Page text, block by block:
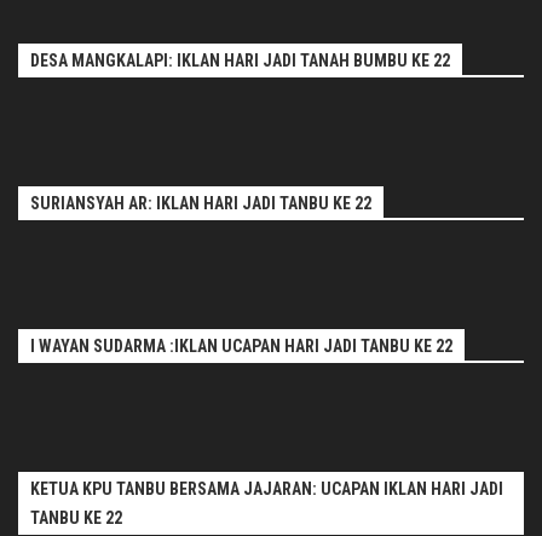
DESA MANGKALAPI: IKLAN HARI JADI TANAH BUMBU KE 22
SURIANSYAH AR: IKLAN HARI JADI TANBU KE 22
I WAYAN SUDARMA :IKLAN UCAPAN HARI JADI TANBU KE 22
KETUA KPU TANBU BERSAMA JAJARAN: UCAPAN IKLAN HARI JADI
TANBU KE 22